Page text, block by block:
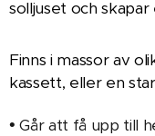
solljuset och
Finns i massor av
kassett, eller en
• Går att få upp till